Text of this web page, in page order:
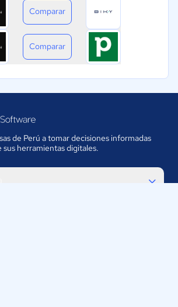
Comparar
Comparar
de Perú a tomar decisiones informadas
sus herramientas digitales.